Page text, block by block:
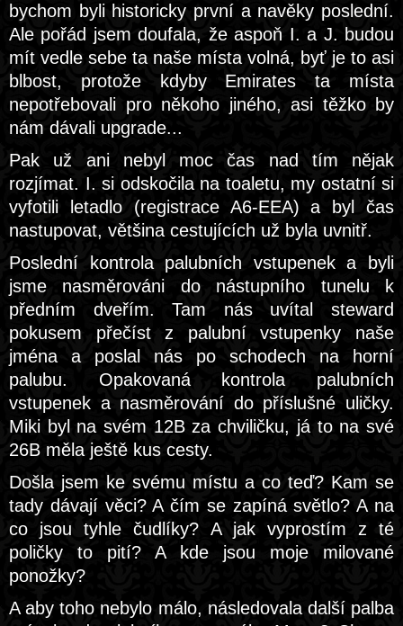
bychom byli historicky první a navěky poslední.
Ale pořád jsem doufala, že aspoň I. a J. budou
mít vedle sebe ta naše místa volná, byť je to asi
blbost, protože kdyby Emirates ta místa
nepotřebovali pro někoho jiného, asi těžko by
nám dávali upgrade...
Pak už ani nebyl moc čas nad tím nějak
rozjímat. I. si odskočila na toaletu, my ostatní si
vyfotili letadlo (registrace A6-EEA) a byl čas
nastupovat, většina cestujících už byla uvnitř.
Poslední kontrola palubních vstupenek a byli
jsme nasměrováni do nástupního tunelu k
předním dveřím. Tam nás uvítal steward
pokusem přečíst z palubní vstupenky naše
jména a poslal nás po schodech na horní
palubu. Opakovaná kontrola palubních
vstupenek a nasměrování do příslušné uličky.
Miki byl na svém 12B za chviličku, já to na své
26B měla ještě kus cesty.
Došla jsem ke svému místu a co teď? Kam se
tady dávají věci? A čím se zapíná světlo? A na
co jsou tyhle čudlíky? A jak vyprostím z té
poličky to pití? A kde jsou moje milované
ponožky?
A aby toho nebylo málo, následovala další palba